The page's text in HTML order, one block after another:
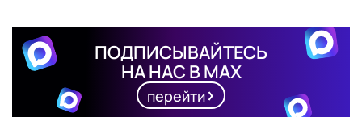
ПОДПИСЫВАЙТЕСЬ
НА НАС В MAX
перейти